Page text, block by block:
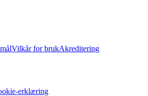
Vilkår for brukAkreditering
erklæring